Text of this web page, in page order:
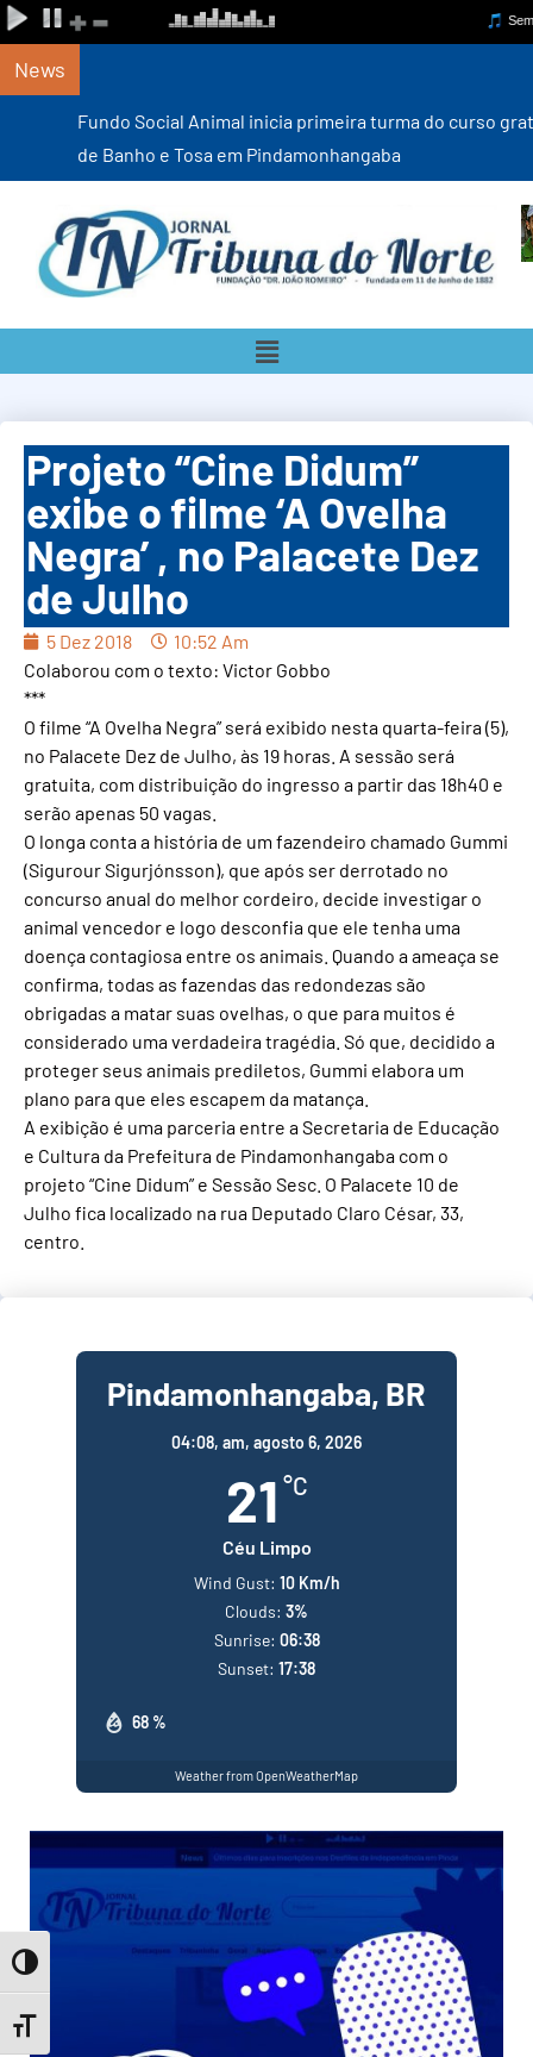
Toggle High Contrast
Toggle Font size
News
Fundo Social Animal inicia primeira turma do curso gratuito
de Banho e Tosa em Pindamonhangaba
Projeto “Cine Didum”
exibe o filme ‘A Ovelha
Negra’ , no Palacete Dez
de Julho
5 Dez 2018
10:52 Am
Colaborou com o texto: Victor Gobbo
***
O filme “A Ovelha Negra” será exibido nesta quarta-feira (5),
no Palacete Dez de Julho, às 19 horas. A sessão será
gratuita, com distribuição do ingresso a partir das 18h40 e
serão apenas 50 vagas.
O longa conta a história de um fazendeiro chamado Gummi
(Sigurour Sigurjónsson), que após ser derrotado no
concurso anual do melhor cordeiro, decide investigar o
animal vencedor e logo desconfia que ele tenha uma
doença contagiosa entre os animais. Quando a ameaça se
confirma, todas as fazendas das redondezas são
obrigadas a matar suas ovelhas, o que para muitos é
considerado uma verdadeira tragédia. Só que, decidido a
proteger seus animais prediletos, Gummi elabora um
plano para que eles escapem da matança.
A exibição é uma parceria entre a Secretaria de Educação
e Cultura da Prefeitura de Pindamonhangaba com o
projeto “Cine Didum” e Sessão Sesc. O Palacete 10 de
Julho fica localizado na rua Deputado Claro César, 33,
centro.
Pindamonhangaba, BR
04:08, am, agosto 6, 2026
21 °C
Céu Limpo
68 %
Wind Gust: 10 Km/h
Clouds: 3%
Sunrise: 06:38
Sunset: 17:38
Weather from OpenWeatherMap